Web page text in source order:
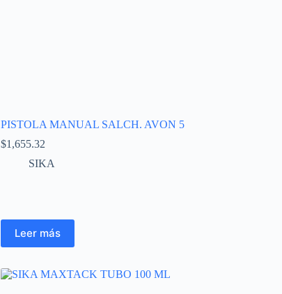
PISTOLA MANUAL SALCH. AVON 5
$1,655.32
SIKA
Leer más